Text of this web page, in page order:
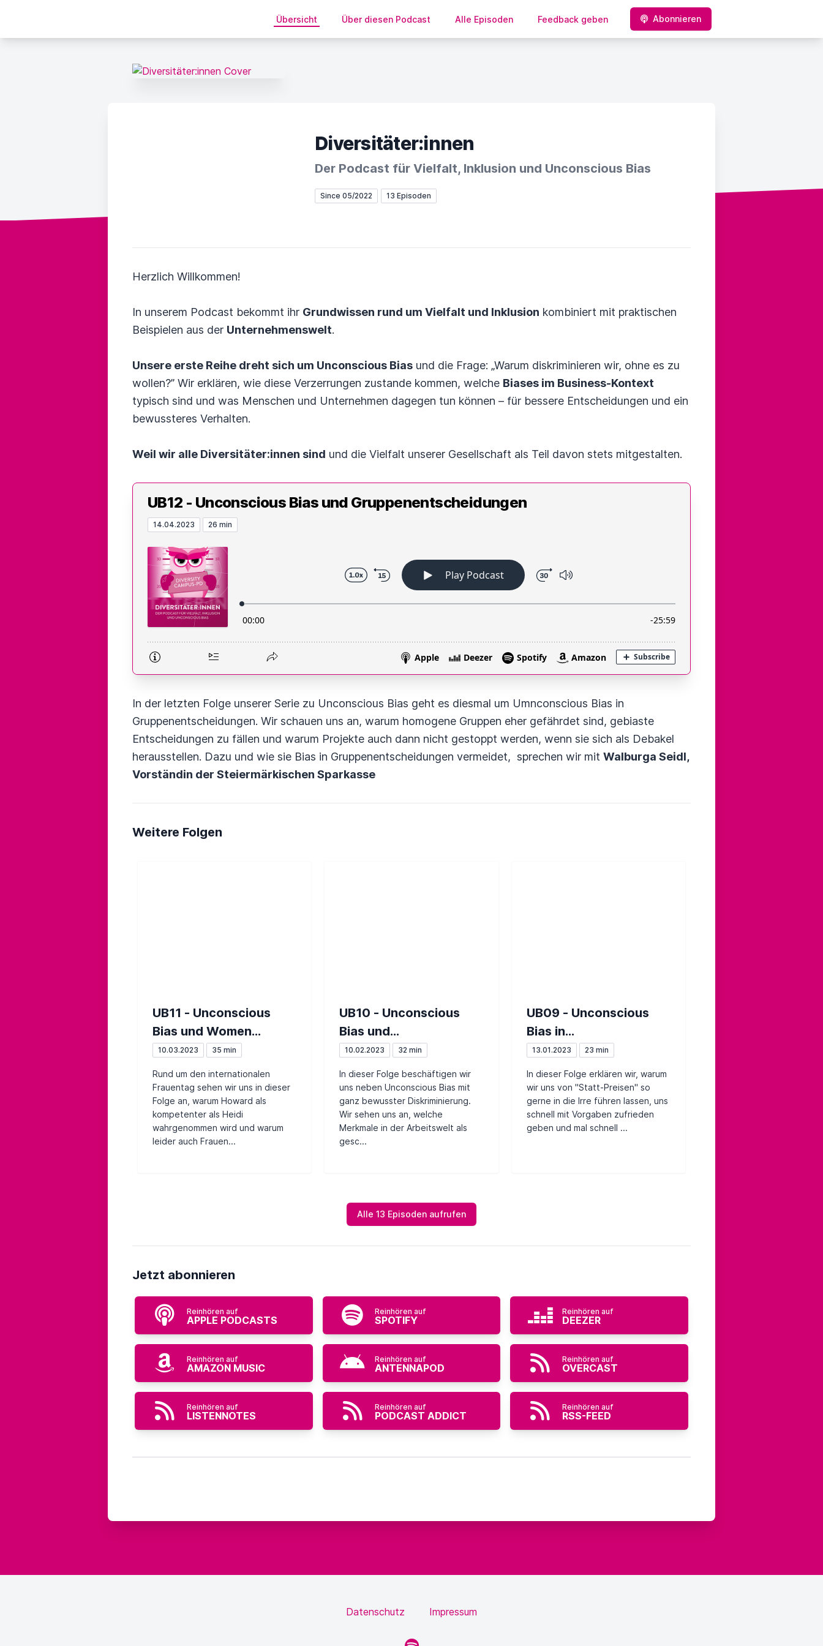
Übersicht Über diesen Podcast Alle Episoden Feedback geben Abonnieren
Diversitäter:innen
Der Podcast für Vielfalt, Inklusion und Unconscious Bias
Since 05/2022 13 Episoden
Herzlich Willkommen!
In unserem Podcast bekommt ihr Grundwissen rund um Vielfalt und Inklusion kombiniert mit praktischen
Beispielen aus der Unternehmenswelt.
Unsere erste Reihe dreht sich um Unconscious Bias und die Frage: „Warum diskriminieren wir, ohne es zu
wollen?” Wir erklären, wie diese Verzerrungen zustande kommen, welche Biases im Business-Kontext
typisch sind und was Menschen und Unternehmen dagegen tun können – für bessere Entscheidungen und ein
bewussteres Verhalten.
Weil wir alle Diversitäter:innen sind und die Vielfalt unserer Gesellschaft als Teil davon stets mitgestalten.
UB12 - Unconscious Bias und Gruppenentscheidungen
14.04.2023 26 min
In der letzten Folge unserer Serie zu Unconscious Bias geht es diesmal um Umnconscious Bias in
Gruppenentscheidungen. Wir schauen uns an, warum homogene Gruppen eher gefährdet sind, gebiaste
Entscheidungen zu fällen und warum Projekte auch dann nicht gestoppt werden, wenn sie sich als Debakel
herausstellen. Dazu und wie sie Bias in Gruppenentscheidungen vermeidet, sprechen wir mit Walburga Seidl,
Vorständin der Steiermärkischen Sparkasse
Weitere Folgen
UB11 - Unconscious
Bias und Women
Empowerment
10.03.2023 35 min
Rund um den internationalen
Frauentag sehen wir uns in dieser
Folge an, warum Howard als
kompetenter als Heidi
wahrgenommen wird und warum
leider auch Frauen...
UB10 - Unconscious
Bias und
Diskriminierungen
10.02.2023 32 min
In dieser Folge beschäftigen wir
uns neben Unconscious Bias mit
ganz bewusster Diskriminierung.
Wir sehen uns an, welche
Merkmale in der Arbeitswelt als
gesc...
UB09 - Unconscious
Bias in
Alltagsentscheidungen
13.01.2023 23 min
In dieser Folge erklären wir, warum
wir uns von "Statt-Preisen" so
gerne in die Irre führen lassen, uns
schnell mit Vorgaben zufrieden
geben und mal schnell ...
Alle 13 Episoden aufrufen
Jetzt abonnieren
Reinhören auf
APPLE PODCASTS
Reinhören auf
SPOTIFY
Reinhören auf
DEEZER
Reinhören auf
AMAZON MUSIC
Reinhören auf
ANTENNAPOD
Reinhören auf
OVERCAST
Reinhören auf
LISTENNOTES
Reinhören auf
PODCAST ADDICT
Reinhören auf
RSS-FEED
Datenschutz Impressum